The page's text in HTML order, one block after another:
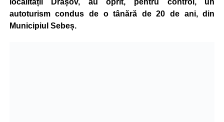
localității Drașov, au oprit, pentru control, un
autoturism condus de o tânără de 20 de ani, din
Municipiul Sebeș.